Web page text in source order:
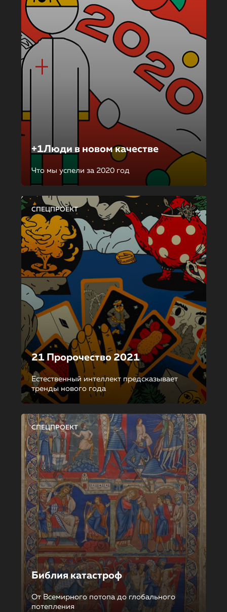
+1Люди в новом качестве
Что мы успели за 2020 год
СПЕЦПРОЕКТ
21 Пророчество 2021
Естественный интеллект предсказывает
тренды нового года
СПЕЦПРОЕКТ
Библия катастроф
От Всемирного потопа до глобального
потепления